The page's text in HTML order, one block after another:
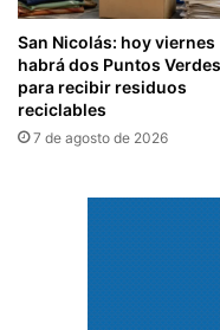
San Nicolás: hoy viernes
habrá dos Puntos Verdes
para recibir residuos
reciclables
7 de agosto de 2026